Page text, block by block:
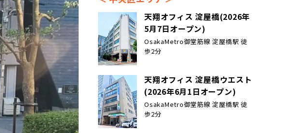
天翔オフィス 淀屋橋(2026年
5月7日オープン)
OsakaMetro御堂筋線 淀屋橋駅 徒
歩2分
天翔オフィス 淀屋橋ウエスト
(2026年6月1日オープン)
OsakaMetro御堂筋線 淀屋橋駅 徒
歩2分